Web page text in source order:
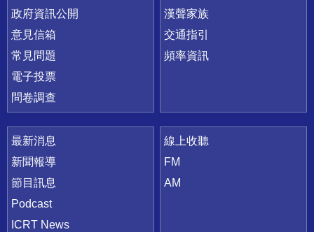
政府資訊公開
意見信箱
常見問題
電子投票
問卷調查
漢聲家族
交通指引
頻率資訊
最新消息
新聞報導
節目訊息
Podcast
ICRT News
線上收聽
FM
AM